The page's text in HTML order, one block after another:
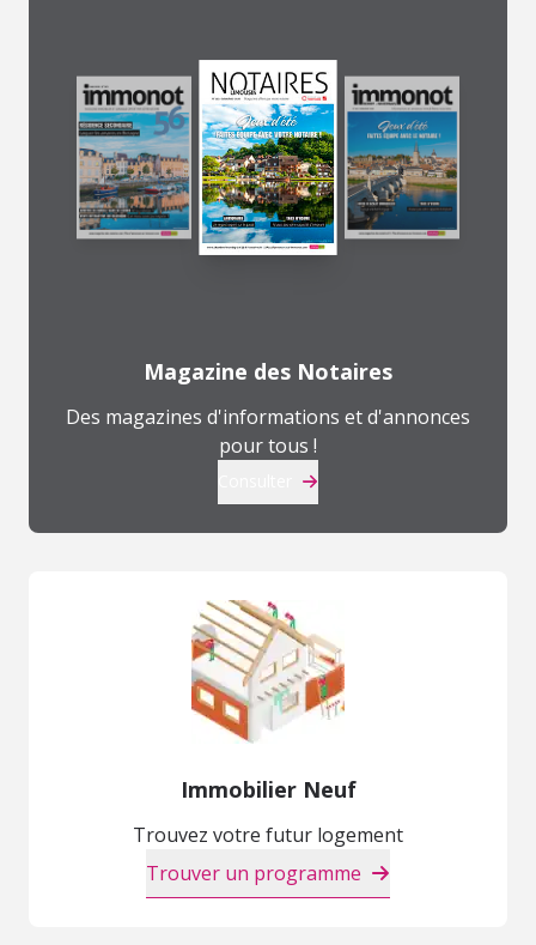
Magazine des Notaires
Des magazines d'informations et d'annonces
pour tous !
Immobilier Neuf
Trouvez votre futur logement
Trouver un programme